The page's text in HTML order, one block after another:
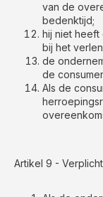
van de
bedenktijd;
hij niet
bij het
de
de
Als de
Artikel 9 -